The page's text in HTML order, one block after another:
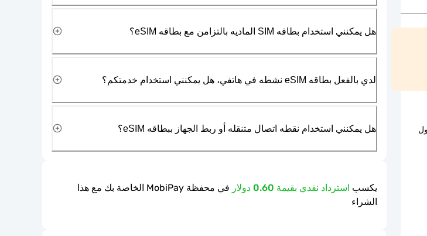
هل يمكنني استخدام بطاقه SIM الماديه بالتزامن مع بطاقه eSIM؟
لدي بالفعل بطاقه eSIM نشطه في هاتفي، هل يمكنني استخدام خدمتكم؟
هل يمكنني استخدام نقطه اتصال متنقله أو ربط الجهاز ببطاقه eSIM؟
يكسب استرداد نقدي بقيمة 0.60 دولار
في محفظة MobiPay الخاصة بك مع هذا
الشراء